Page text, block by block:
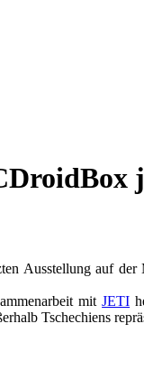
Ausstellung auf
mitJETI
Tschechiens